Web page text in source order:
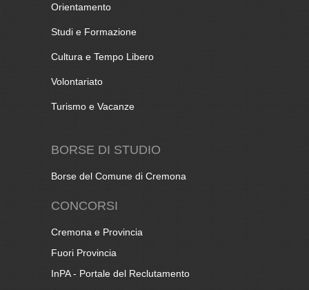
Orientamento
Studi e Formazione
Cultura e Tempo Libero
Volontariato
Turismo e Vacanze
BORSE DI STUDIO
Borse del Comune di Cremona
CONCORSI
Cremona e Provincia
Fuori Provincia
InPA - Portale del Reclutamento